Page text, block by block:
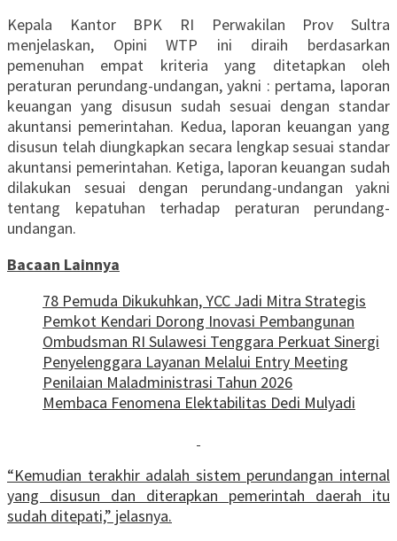
Kepala Kantor BPK RI Perwakilan Prov Sultra
menjelaskan, Opini WTP ini diraih berdasarkan
pemenuhan empat kriteria yang ditetapkan oleh
peraturan perundang-undangan, yakni : pertama, laporan
keuangan yang disusun sudah sesuai dengan standar
akuntansi pemerintahan. Kedua, laporan keuangan yang
disusun telah diungkapkan secara lengkap sesuai standar
akuntansi pemerintahan. Ketiga, laporan keuangan sudah
dilakukan sesuai dengan perundang-undangan yakni
tentang kepatuhan terhadap peraturan perundang-
undangan.
Bacaan Lainnya
78 Pemuda Dikukuhkan, YCC Jadi Mitra Strategis
Pemkot Kendari Dorong Inovasi Pembangunan
Ombudsman RI Sulawesi Tenggara Perkuat Sinergi
Penyelenggara Layanan Melalui Entry Meeting
Penilaian Maladministrasi Tahun 2026
Membaca Fenomena Elektabilitas Dedi Mulyadi
“Kemudian terakhir adalah sistem perundangan internal
yang disusun dan diterapkan pemerintah daerah itu
sudah ditepati,” jelasnya.